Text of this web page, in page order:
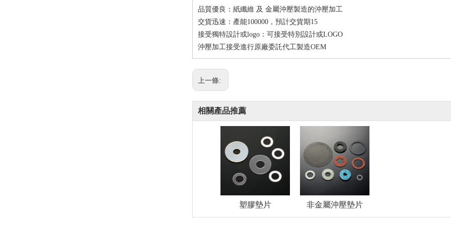
品質優良：紙纖維 及 金屬沖壓製造的沖壓加工
交貨迅速：產能100000，預計交貨期15
接受獨特設計或logo：可接受特別設計或LOGO
沖壓加工接受進行原廠委託代工製造OEM
上一條:
相關產品推薦
塑膠墊片 非金屬沖壓墊片